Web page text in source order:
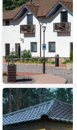
База
отдыха
Силандэ